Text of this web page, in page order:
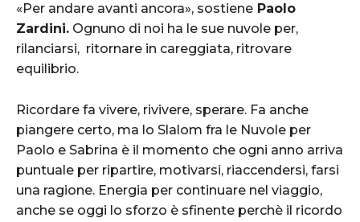
«Per andare avanti ancora», sostiene Paolo
Zardini. Ognuno di noi ha le sue nuvole per,
rilanciarsi, ritornare in careggiata, ritrovare
equilibrio.
Ricordare fa vivere, rivivere, sperare. Fa anche
piangere certo, ma lo Slalom fra le Nuvole per
Paolo e Sabrina è il momento che ogni anno arriva
puntuale per ripartire, motivarsi, riaccendersi, farsi
una ragione. Energia per continuare nel viaggio,
anche se oggi lo sforzo è sfinente perchè il ricordo